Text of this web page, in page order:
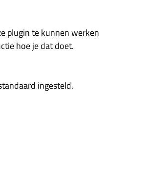
plugin te kunnen werken
hoe je dat doet.
ingesteld.